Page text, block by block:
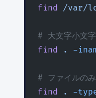
find /var/
# 大文字小文
find . -
# ファイルのみ
find . -